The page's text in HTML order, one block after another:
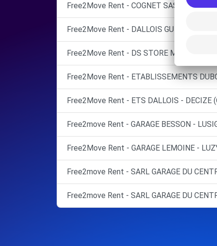
Free2Move Rent - COGNET SAS -
Free2Move Rent - DALLOIS GUEUGNON
Free2Move Rent - DS STORE MOULINS -
Free2Move Rent - ETABLISSEMENTS
Free2Move Rent - ETS DALLOIS - DECIZE
Free2move Rent - GARAGE BESSON -
Free2Move Rent - GARAGE LEMOINE -
Free2move Rent - SARL GARAGE DU
Free2move Rent - SARL GARAGE DU